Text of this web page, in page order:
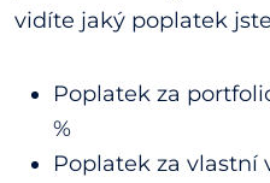
vidíte jaký poplatek
Poplatek za
%
Poplatek za vlastní